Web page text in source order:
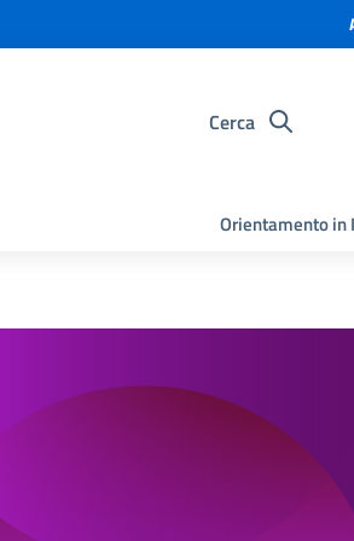
Cerca
Orientamento in